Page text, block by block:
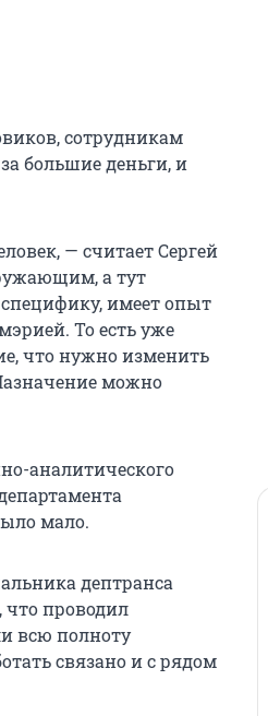
сотрудникам
большие деньги, и
— считает Сергей
а тут
имеет опыт
То есть уже
что нужно изменить
можно
аналитического
мало.
дептранса
проводил
всю полноту
связано и с рядом